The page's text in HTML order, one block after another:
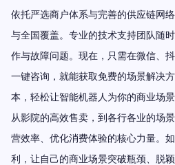
依托严选商户体系与完善的供应链网
与全国覆盖。专业的技术支持团队随
作与故障问题。现在，只需在微信、
一键咨询，就能获取免费的场景解决
本，轻松让智能机器人为你的商业场
从影院的高效售卖，到各行各业的场
营效率、优化消费体验的核心力量。
利，让自己的商业场景突破瓶颈、脱